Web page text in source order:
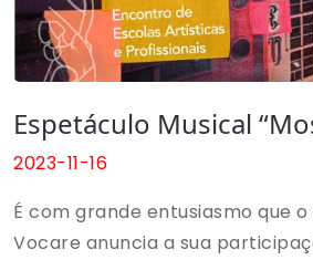
Espetáculo Musical
2023-11-16
É com grande entusiasmo que
Vocare anuncia a sua